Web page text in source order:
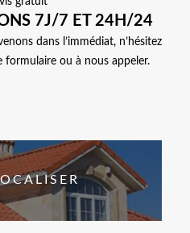
7J/7 ET 24H/24
dans l’immédiat, n’hésitez
formulaire ou à nous appeler.